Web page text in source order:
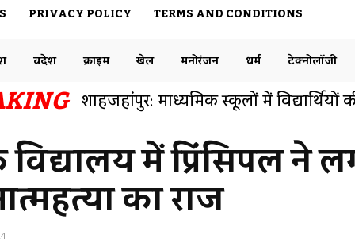
PRIVACY POLICY TERMS AND CONDITIONS
विदेश क्राइम खेल मनोरंजन धर्म टेक्नोलॉजी
बनारस रेलवे स्टेशन एक नंबर प्लेटफार्म से
समाजसेवी डॉक्टर राजेश ने ट्विटर पर रेलवे
में प्रिंसिपल ने
का राज